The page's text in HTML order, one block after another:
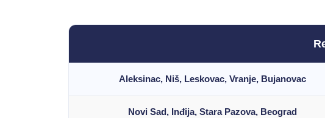
Aleksinac, Niš, Leskovac, Vranje, Bujanovac
Novi Sad, Inđija, Stara Pazova, Beograd